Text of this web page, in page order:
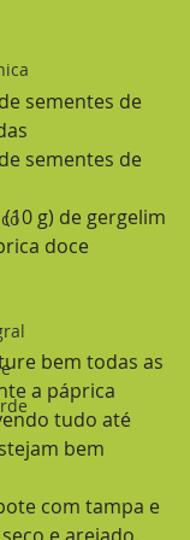
sementes de
sementes de
g) de gergelim
doce
bem todas as
a páprica
tudo até
bem
com tampa e